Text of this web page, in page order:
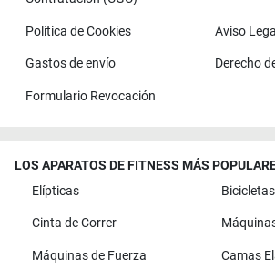
Política de Cookies Aviso Legal
Gastos de envío Derecho
Formulario Revocación
LOS APARATOS DE FITNESS MÁS
Elípticas
Cinta de Correr
Máquinas de Fuerza Camas